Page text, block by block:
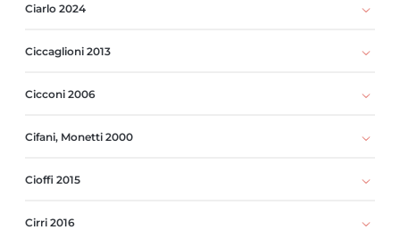
Ciarlo 2024
Ciccaglioni 2013
Cicconi 2006
Cifani, Monetti 2000
Cioffi 2015
Cirri 2016